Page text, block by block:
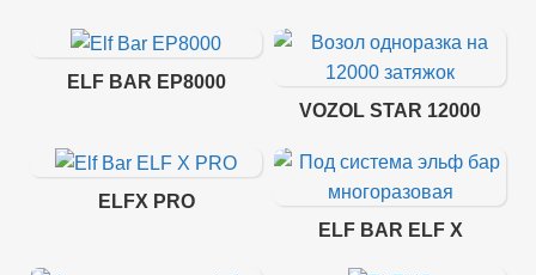
ELF BAR EP8000
VOZOL STAR 12000
ELFX PRO
ELF BAR ELF X